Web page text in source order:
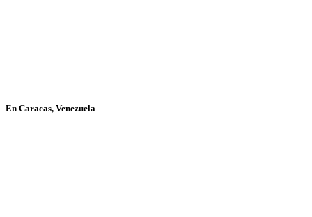
En Caracas, Venezuela